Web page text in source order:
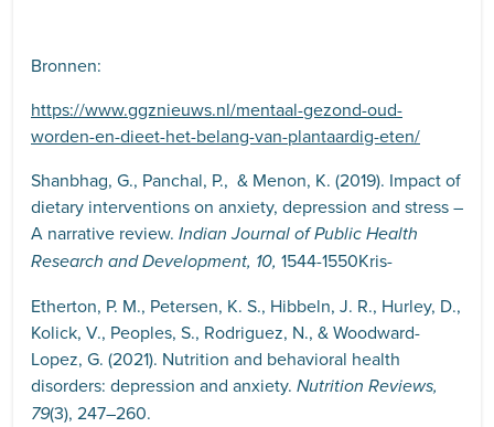
Bronnen:
https://www.ggznieuws.nl/mentaal-gezond-oud-
worden-en-dieet-het-belang-van-plantaardig-eten/
Shanbhag, G., Panchal, P., & Menon, K. (2019). Impact of
dietary interventions on anxiety, depression and stress –
A narrative review. Indian Journal of Public Health
Research and Development, 10, 1544-1550Kris-
Etherton, P. M., Petersen, K. S., Hibbeln, J. R., Hurley, D.,
Kolick, V., Peoples, S., Rodriguez, N., & Woodward-
Lopez, G. (2021). Nutrition and behavioral health
disorders: depression and anxiety. Nutrition Reviews,
79(3), 247–260.